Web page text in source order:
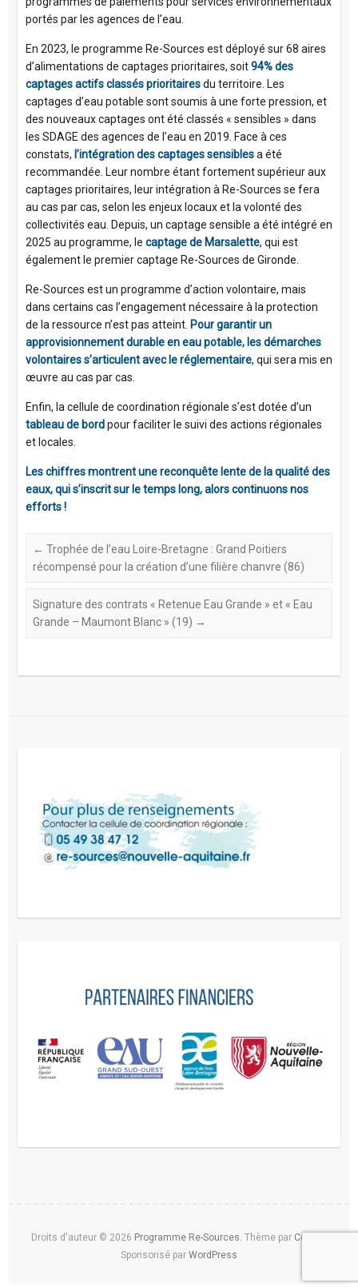
portés par les agences de l’eau.
En 2023, le programme Re-Sources est déployé sur 68 aires
d’alimentations de captages prioritaires, soit94% des
captages actifs classés prioritairesdu territoire. Les
captages d’eau potable sont soumis à une forte pression, et
des nouveaux captages ont été classés « sensibles » dans
les SDAGE des agences de l’eau en 2019. Face à ces
constats, l’intégration des captages sensiblesa été
recommandée. Leur nombre étant fortement supérieur aux
captages prioritaires, leur intégration à Re-Sources se fera
au cas par cas, selon les enjeux locaux et la volonté des
collectivités eau. Depuis, un captage sensible a été intégré en
2025 au programme, le captage de Marsalette, qui est
également le premier captage Re-Sources de Gironde.
Re-Sources est un programme d’action volontaire, mais
dans certains cas l’engagement nécessaire à la protection
de la ressource n’est pas atteint. Pour garantir un
approvisionnement durable en eau potable, les démarches
volontaires s’articulent avec le réglementaire, qui sera mis en
œuvre au cas par cas.
Enfin, la cellule de coordination régionale s’est dotée d’un
tableau de bordpour faciliter le suivi des actions régionales
et locales.
Les chiffres montrent une reconquête lente de la qualité des
eaux, qui s’inscrit sur le temps long, alors continuons nos
efforts !
← Trophée de l’eau Loire-Bretagne : Grand Poitiers
récompensé pour la création d’une filière chanvre (86)
Signature des contrats « Retenue Eau Grande » et « Eau
Grande – Maumont Blanc » (19) →
Droits d'auteur © 2026 Programme Re-Sources. Thème par Colorlib
Sponsorisé par WordPress